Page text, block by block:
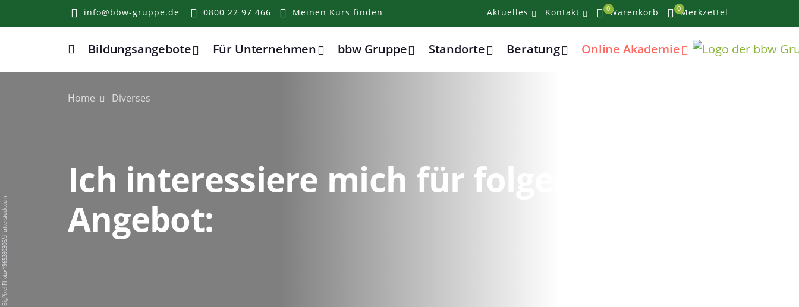
info@bbw-gruppe.de 0800 22 97 466 Meinen Kurs finden Aktuelles Kontakt 0Warenkorb 0Merkzettel
Home
Bildungsangebote Für Unternehmen bbw Gruppe Standorte Beratung Online Akademie
Home Diverses
Ich interessiere mich für folgendes
Angebot:
BigPixel Photo/1965280306/shutterstock.com